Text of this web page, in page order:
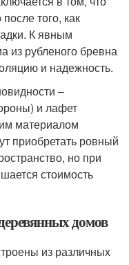
того, как
К явным
из рубленого бревна
и надежность.
–
и лафет
материалом
приобретать ровный
но при
стоимость
домов
из различных